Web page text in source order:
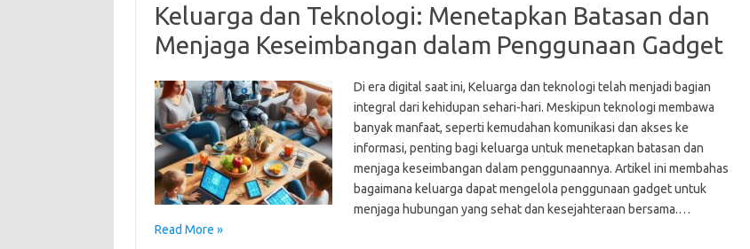
Keluarga dan Teknologi: Menetapkan Batasan dan
Menjaga Keseimbangan dalam Penggunaan Gadget
Di era digital saat ini, Keluarga dan teknologi telah menjadi bagian
integral dari kehidupan sehari-hari. Meskipun teknologi membawa
banyak manfaat, seperti kemudahan komunikasi dan akses ke
informasi, penting bagi keluarga untuk menetapkan batasan dan
menjaga keseimbangan dalam penggunaannya. Artikel ini membahas
bagaimana keluarga dapat mengelola penggunaan gadget untuk
menjaga hubungan yang sehat dan kesejahteraan bersama.…
Read More »